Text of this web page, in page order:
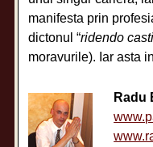
manifesta prin
dictonul “ridendo
moravurile). Iar asta
Radu